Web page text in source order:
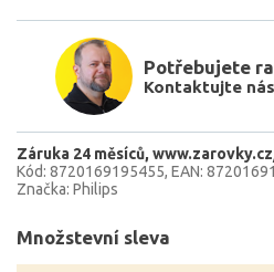
Potřebujete
Kontaktujte
Záruka 24 měsíců
Kód: 8720169195455 EAN:
Značka: Philips
Množstevní sleva